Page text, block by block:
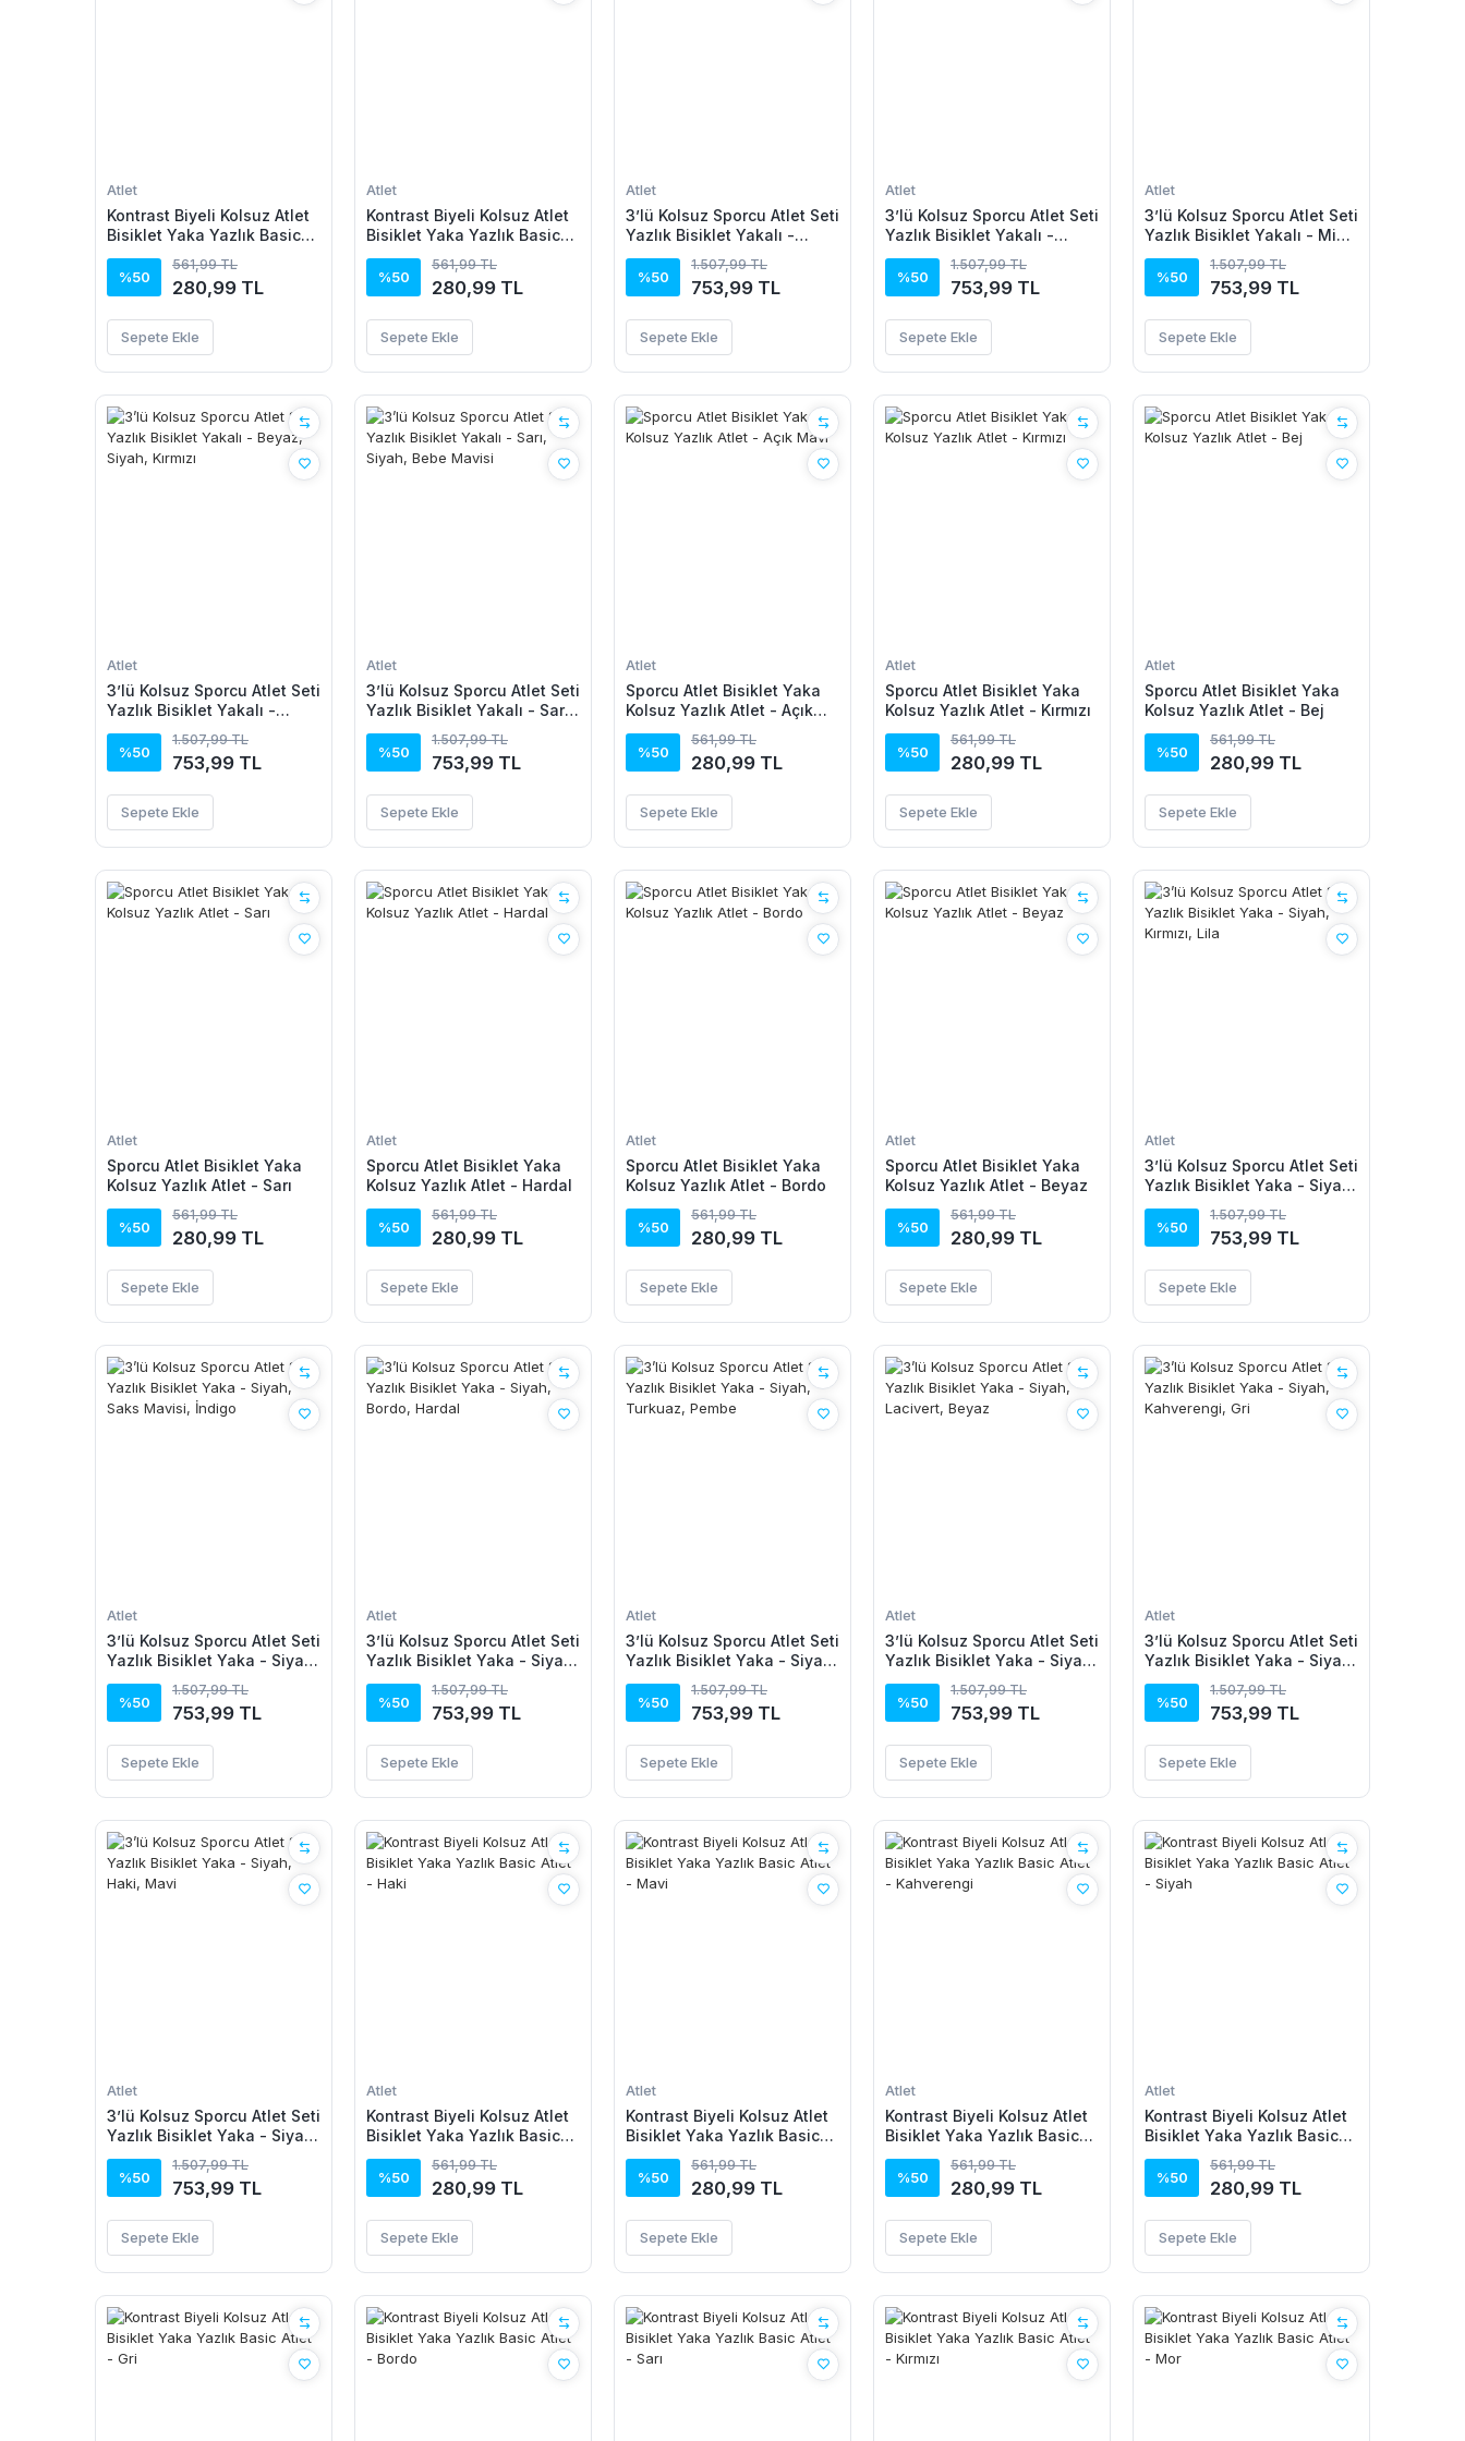
Atlet
Kontrast Biyeli Kolsuz Atlet
Bisiklet Yaka Yazlık Basic
Atlet - Turkuaz
%50
561,99 TL
280,99 TL
Sepete Ekle
Atlet
Kontrast Biyeli Kolsuz Atlet
Bisiklet Yaka Yazlık Basic
Atlet - Toz Pembe
%50
561,99 TL
280,99 TL
Sepete Ekle
Atlet
3’lü Kolsuz Sporcu Atlet Seti
Yazlık Bisiklet Yakalı -
Siyah, Lacivert, Beyaz
%50
1.507,99 TL
753,99 TL
Sepete Ekle
Atlet
3’lü Kolsuz Sporcu Atlet Seti
Yazlık Bisiklet Yakalı -
Beyaz, Lacivert, Hardal
%50
1.507,99 TL
753,99 TL
Sepete Ekle
Atlet
3’lü Kolsuz Sporcu Atlet Seti
Yazlık Bisiklet Yakalı - Mint
Yeşili, Siyah, Bej
%50
1.507,99 TL
753,99 TL
Sepete Ekle
Atlet
3’lü Kolsuz Sporcu Atlet Seti
Yazlık Bisiklet Yakalı -
Beyaz, Siyah, Kırmızı
%50
1.507,99 TL
753,99 TL
Sepete Ekle
Atlet
3’lü Kolsuz Sporcu Atlet Seti
Yazlık Bisiklet Yakalı - Sarı,
Siyah, Bebe Mavisi
%50
1.507,99 TL
753,99 TL
Sepete Ekle
Atlet
Sporcu Atlet Bisiklet Yaka
Kolsuz Yazlık Atlet - Açık
Mavi
%50
561,99 TL
280,99 TL
Sepete Ekle
Atlet
Sporcu Atlet Bisiklet Yaka
Kolsuz Yazlık Atlet - Kırmızı
%50
561,99 TL
280,99 TL
Sepete Ekle
Atlet
Sporcu Atlet Bisiklet Yaka
Kolsuz Yazlık Atlet - Bej
%50
561,99 TL
280,99 TL
Sepete Ekle
Atlet
Sporcu Atlet Bisiklet Yaka
Kolsuz Yazlık Atlet - Sarı
%50
561,99 TL
280,99 TL
Sepete Ekle
Atlet
Sporcu Atlet Bisiklet Yaka
Kolsuz Yazlık Atlet - Hardal
%50
561,99 TL
280,99 TL
Sepete Ekle
Atlet
Sporcu Atlet Bisiklet Yaka
Kolsuz Yazlık Atlet - Bordo
%50
561,99 TL
280,99 TL
Sepete Ekle
Atlet
Sporcu Atlet Bisiklet Yaka
Kolsuz Yazlık Atlet - Beyaz
%50
561,99 TL
280,99 TL
Sepete Ekle
Atlet
3’lü Kolsuz Sporcu Atlet Seti
Yazlık Bisiklet Yaka - Siyah,
Kırmızı, Lila
%50
1.507,99 TL
753,99 TL
Sepete Ekle
Atlet
3’lü Kolsuz Sporcu Atlet Seti
Yazlık Bisiklet Yaka - Siyah,
Saks Mavisi, İndigo
%50
1.507,99 TL
753,99 TL
Sepete Ekle
Atlet
3’lü Kolsuz Sporcu Atlet Seti
Yazlık Bisiklet Yaka - Siyah,
Bordo, Hardal
%50
1.507,99 TL
753,99 TL
Sepete Ekle
Atlet
3’lü Kolsuz Sporcu Atlet Seti
Yazlık Bisiklet Yaka - Siyah,
Turkuaz, Pembe
%50
1.507,99 TL
753,99 TL
Sepete Ekle
Atlet
3’lü Kolsuz Sporcu Atlet Seti
Yazlık Bisiklet Yaka - Siyah,
Lacivert, Beyaz
%50
1.507,99 TL
753,99 TL
Sepete Ekle
Atlet
3’lü Kolsuz Sporcu Atlet Seti
Yazlık Bisiklet Yaka - Siyah,
Kahverengi, Gri
%50
1.507,99 TL
753,99 TL
Sepete Ekle
Atlet
3’lü Kolsuz Sporcu Atlet Seti
Yazlık Bisiklet Yaka - Siyah,
Haki, Mavi
%50
1.507,99 TL
753,99 TL
Sepete Ekle
Atlet
Kontrast Biyeli Kolsuz Atlet
Bisiklet Yaka Yazlık Basic
Atlet - Haki
%50
561,99 TL
280,99 TL
Sepete Ekle
Atlet
Kontrast Biyeli Kolsuz Atlet
Bisiklet Yaka Yazlık Basic
Atlet - Mavi
%50
561,99 TL
280,99 TL
Sepete Ekle
Atlet
Kontrast Biyeli Kolsuz Atlet
Bisiklet Yaka Yazlık Basic
Atlet - Kahverengi
%50
561,99 TL
280,99 TL
Sepete Ekle
Atlet
Kontrast Biyeli Kolsuz Atlet
Bisiklet Yaka Yazlık Basic
Atlet - Siyah
%50
561,99 TL
280,99 TL
Sepete Ekle